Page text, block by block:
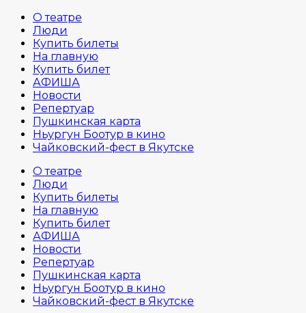
О театре
Люди
Купить билеты
На главную
Купить билет
АФИША
Новости
Репертуар
Пушкинская карта
Ньургун Боотур в кино
Чайковский-фест в Якутске
О театре
Люди
Купить билеты
На главную
Купить билет
АФИША
Новости
Репертуар
Пушкинская карта
Ньургун Боотур в кино
Чайковский-фест в Якутске